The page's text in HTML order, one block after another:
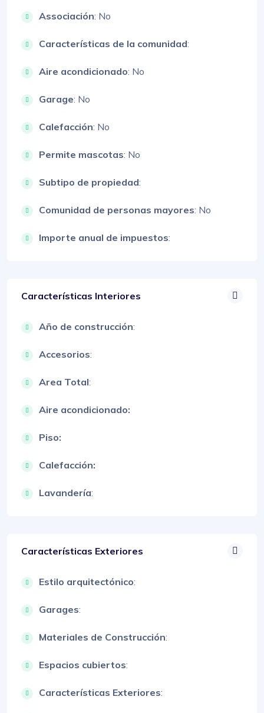
Associación: No
Características de la comunidad:
Aire acondicionado: No
Garage: No
Calefacción: No
Permite mascotas: No
Subtipo de propiedad:
Comunidad de personas mayores: No
Importe anual de impuestos:
Características Interiores
Año de construcción:
Accesorios:
Area Total:
Aire acondicionado:
Piso:
Calefacción:
Lavandería:
Características Exteriores
Estilo arquitectónico:
Garages:
Materiales de Construcción:
Espacios cubiertos:
Características Exteriores: